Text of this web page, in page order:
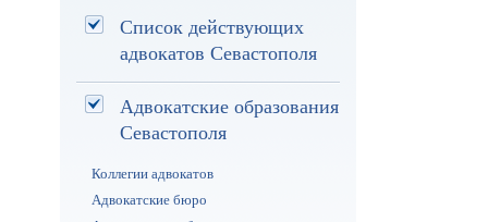
Список действующих
адвокатов Севастополя
Адвокатские образования
Севастополя
Коллегии адвокатов
Адвокатские бюро